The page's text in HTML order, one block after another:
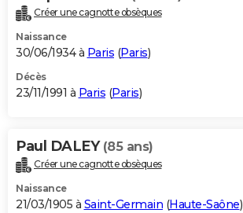
Créer une cagnotte obsèques
Naissance
30/06/1934 à Paris (Paris)
Décès
23/11/1991 à Paris (Paris)
Paul DALEY (85 ans)
Créer une cagnotte obsèques
Naissance
21/03/1905 à Saint-Germain (Haute-Saône)